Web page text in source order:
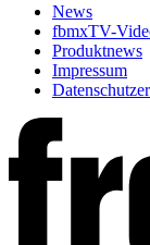
News
fbmxTV-
Produktnews
Impressum